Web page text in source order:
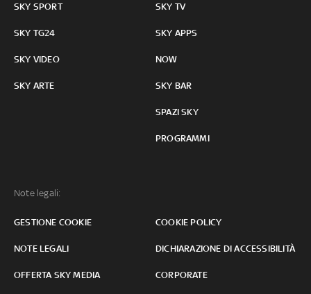
SKY SPORT
SKY TG24
SKY VIDEO
SKY ARTE
SKY TV
SKY APPS
NOW
SKY BAR
SPAZI SKY
PROGRAMMI
Note legali:
GESTIONE COOKIE COOKIE POLICY
NOTE LEGALI DICHIARAZIONE DI ACCESSIBILITÀ
OFFERTA SKY MEDIA CORPORATE